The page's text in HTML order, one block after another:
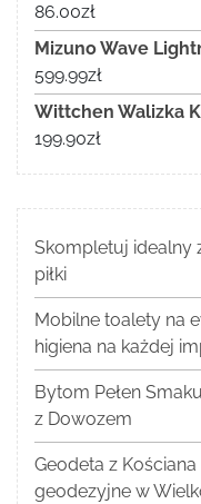
86.00zł
Mizuno Wave
599.99zł
Wittchen Walizka
199.90zł
Skompletuj idealny
piłki
Mobilne toalety na
higiena na każdej
Bytom Pełen
z Dowozem
Geodeta z
geodezyjne w